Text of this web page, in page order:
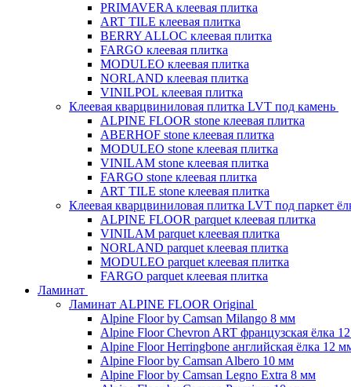
PRIMAVERA клеевая плитка
ART TILE клеевая плитка
BERRY ALLOC клеевая плитка
FARGO клеевая плитка
MODULEO клеевая плитка
NORLAND клеевая плитка
VINILPOL клеевая плитка
Клеевая кварцвиниловая плитка LVT под камень
ALPINE FLOOR stone клеевая плитка
ABERHOF stone клеевая плитка
MODULEO stone клеевая плитка
VINILAM stone клеевая плитка
FARGO stone клеевая плитка
ART TILE stone клеевая плитка
Клеевая кварцвиниловая плитка LVT под паркет
ALPINE FLOOR parquet клеевая плитка
VINILAM parquet клеевая плитка
NORLAND parquet клеевая плитка
MODULEO parquet клеевая плитка
FARGO parquet клеевая плитка
Ламинат
Ламинат ALPINE FLOOR Original
Alpine Floor by Camsan Milango 8 мм
Alpine Floor Chevron ART французская ёлка
Alpine Floor Herringbone английская ёлка 12
Alpine Floor by Camsan Albero 10 мм
Alpine Floor by Camsan Legno Extra 8 мм